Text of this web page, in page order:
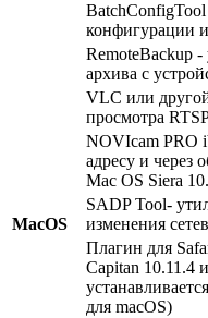
конфигурации
RemoteBackup -
архива с
VLC или
просмотра
MacOS
NOVIcam PRO
адресу и через
Mac OS Siera
SADP Tool-
изменения
Плагин для
Capitan 10.11.4
для macOS)